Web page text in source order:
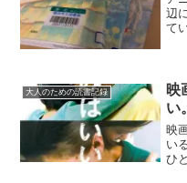
辺
て
版
大人のための読書記録
映
い。
映
い
ひ